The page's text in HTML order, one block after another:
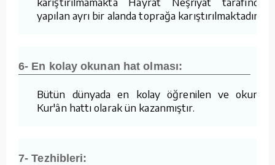
yapılan ayrı bir alanda toprağa karıştırılmaktadır.
6- En kolay okunan hat olması:
Bütün dünyada en kolay öğrenilen ve okunan
Kur'ân hattı olarak ün kazanmıştır.
7- Tezhibleri: